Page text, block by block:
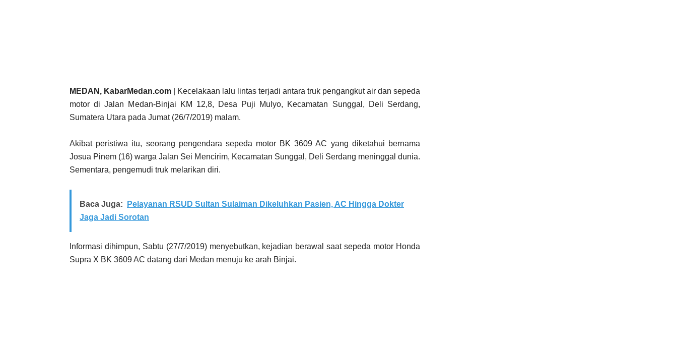
MEDAN, KabarMedan.com | Kecelakaan lalu lintas terjadi antara truk pengangkut air dan sepeda
motor di Jalan Medan-Binjai KM 12,8, Desa Puji Mulyo, Kecamatan Sunggal, Deli Serdang,
Sumatera Utara pada Jumat (26/7/2019) malam.
Akibat peristiwa itu, seorang pengendara sepeda motor BK 3609 AC yang diketahui bernama
Josua Pinem (16) warga Jalan Sei Mencirim, Kecamatan Sunggal, Deli Serdang meninggal dunia.
Sementara, pengemudi truk melarikan diri.
Baca Juga:
Pelayanan RSUD Sultan Sulaiman Dikeluhkan Pasien, AC Hingga Dokter
Jaga Jadi Sorotan
Informasi dihimpun, Sabtu (27/7/2019) menyebutkan, kejadian berawal saat sepeda motor Honda
Supra X BK 3609 AC datang dari Medan menuju ke arah Binjai.